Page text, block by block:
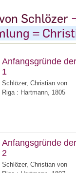
Schlözer
=
Anfangsgründe
1
Schlözer, Christian von
Riga : Hartmann, 1805
Anfangsgründe
2
Schlözer, Christian von